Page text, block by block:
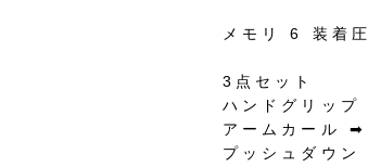
メモリ 6 装着圧
3 点セット
ハンドグリップ
アームカール
➡︎
プッシュダウン